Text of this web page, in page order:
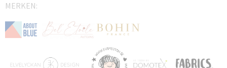
MERKEN: